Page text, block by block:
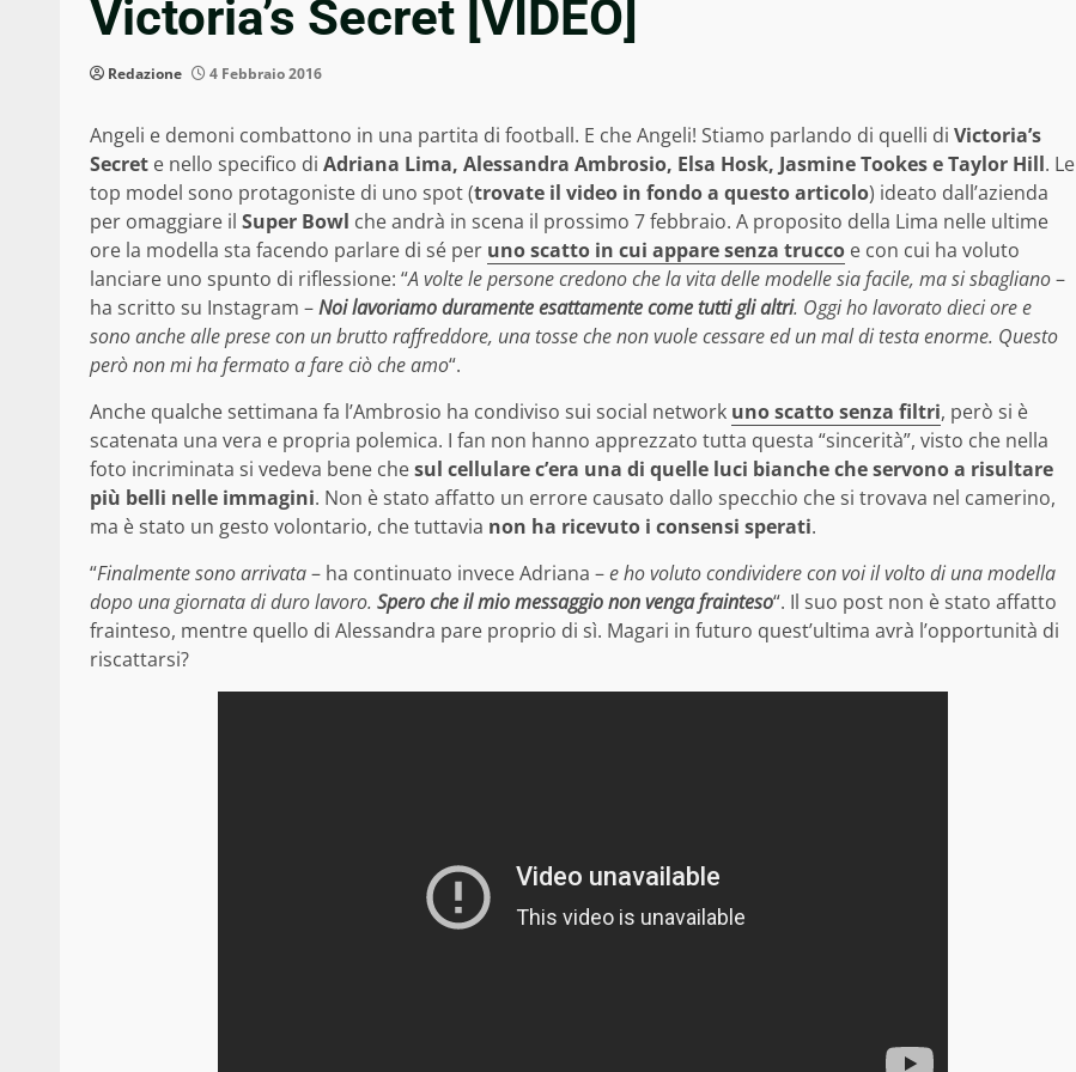
Victoria’s Secret [VIDEO]
Redazione 4 Febbraio 2016
Angeli e demoni combattono in una partita di football. E che Angeli! Stiamo parlando di quelli di Victoria’s
Secret e nello specifico di Adriana Lima, Alessandra Ambrosio, Elsa Hosk, Jasmine Tookes e Taylor Hill. Le
top model sono protagoniste di uno spot (trovate il video in fondo a questo articolo) ideato dall’azienda
per omaggiare il Super Bowl che andrà in scena il prossimo 7 febbraio. A proposito della Lima nelle ultime
ore la modella sta facendo parlare di sé per uno scatto in cui appare senza trucco e con cui ha voluto
lanciare uno spunto di riflessione: “A volte le persone credono che la vita delle modelle sia facile, ma si sbagliano–
ha scritto su Instagram –Noi lavoriamo duramente esattamente come tutti gli altri. Oggi ho lavorato dieci ore e
sono anche alle prese con un brutto raffreddore, una tosse che non vuole cessare ed un mal di testa enorme. Questo
però non mi ha fermato a fare ciò che amo“.
Anche qualche settimana fa l’Ambrosio ha condiviso sui social network uno scatto senza filtri, però si è
scatenata una vera e propria polemica. I fan non hanno apprezzato tutta questa “sincerità”, visto che nella
foto incriminata si vedeva bene chesul cellulare c’era una di quelle luci bianche che servono a risultare
più belli nelle immagini. Non è stato affatto un errore causato dallo specchio che si trovava nel camerino,
ma è stato un gesto volontario, che tuttavia non ha ricevuto i consensi sperati.
“Finalmente sono arrivata– ha continuato invece Adriana –e ho voluto condividere con voi il volto di una modella
dopo una giornata di duro lavoro. Spero che il mio messaggio non venga frainteso“. Il suo post non è stato affatto
frainteso, mentre quello di Alessandra pare proprio di sì. Magari in futuro quest’ultima avrà l’opportunità di
riscattarsi?